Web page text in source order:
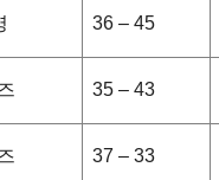
36 – 45
35 – 43
37 – 33